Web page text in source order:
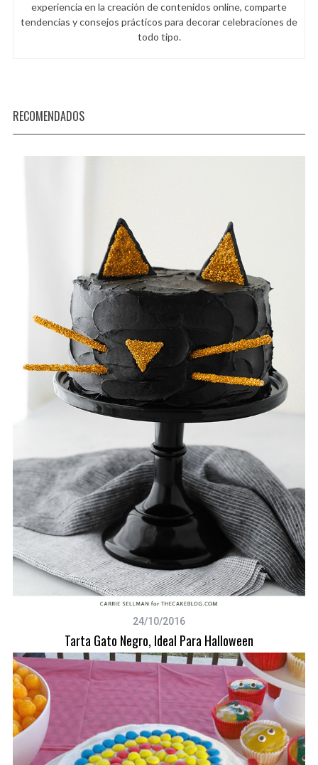
experiencia en la creación de contenidos online, comparte
tendencias y consejos prácticos para decorar celebraciones de
todo tipo.
RECOMENDADOS
24/10/2016
Tarta Gato Negro, Ideal Para Halloween